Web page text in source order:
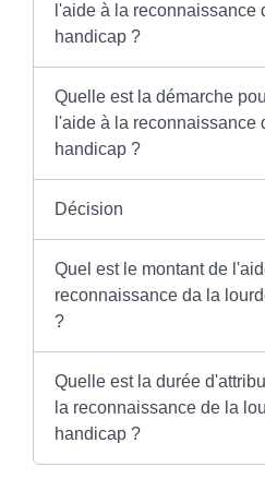
l'aide à la reconnaissance
handicap ?
Quelle est la démarche
l'aide à la reconnaissance
handicap ?
Décision
Quel est le montant de
reconnaissance da la
?
Quelle est la durée
la reconnaissance de la
handicap ?